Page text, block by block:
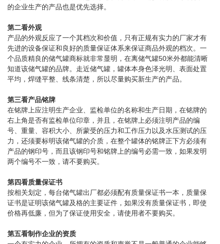
的企业生产的产品也是优先选择。
第二看外观
产品的外观反应了一个其档次和价值，只有正规有实力的厂家才有
先进的设备保证和良好的质量保证体系来保证商品外观的档次。一
个品质精良的储气罐商标就非常显明，在离储气罐50米外都能清晰
知道该储气罐的品牌。走近储气罐，罐体本身色泽光明、表面处置
平均，焊缝平整、线条清楚，所以尽量购买新生产的产品。
第三看产品铭牌
在铭牌上应注明生产企业、监检单位的名称和生产日期，在铭牌的
右上角是否有监检单位印章，并且，在铭牌上必须注明产品的编
号、重量、容积大小、所蒙受的压力和工作压力以及水压测试的压
力，还须要标明该储气罐的介质，在整个罐体的铭牌正下方必须有
产品的钢印号，而且该钢印号和铭牌上的编号必需一致，如果发明
两个编号不一致，请不要购买。
第四看质量保证书
按相关划定，每台储气罐出厂都必须配有质量保证书一本，质量保
证书是证明该储气罐及格的主要证件，如果没有质量保证书，即使
价格再低廉，但为了保证使用安全，请使用者不要购买。
第五看制作企业的资质